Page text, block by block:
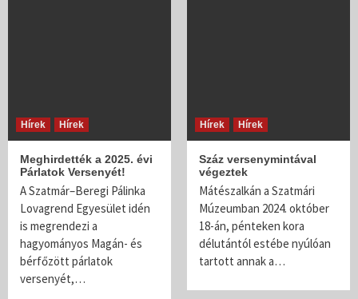
Hírek Hírek
Meghirdették a 2025. évi
Párlatok Versenyét!
A Szatmár–Beregi Pálinka
Lovagrend Egyesület idén
is megrendezi a
hagyományos Magán- és
bérfőzött párlatok
versenyét,…
Hírek Hírek
Száz versenymintával
végeztek
Mátészalkán a Szatmári
Múzeumban 2024. október
18-án, pénteken kora
délutántól estébe nyúlóan
tartott annak a…